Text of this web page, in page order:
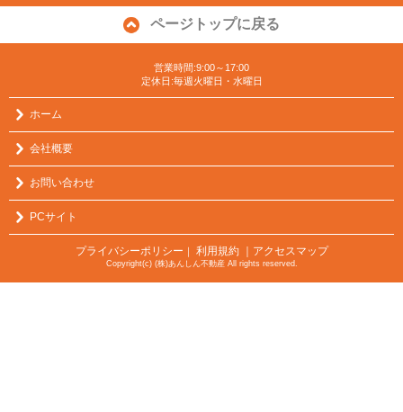
ページトップに戻る
営業時間:9:00～17:00
定休日:毎週火曜日・水曜日
ホーム
会社概要
お問い合わせ
PCサイト
プライバシーポリシー ｜ 利用規約 ｜アクセスマップ
Copyright(c) (株)あんしん不動産 All rights reserved.